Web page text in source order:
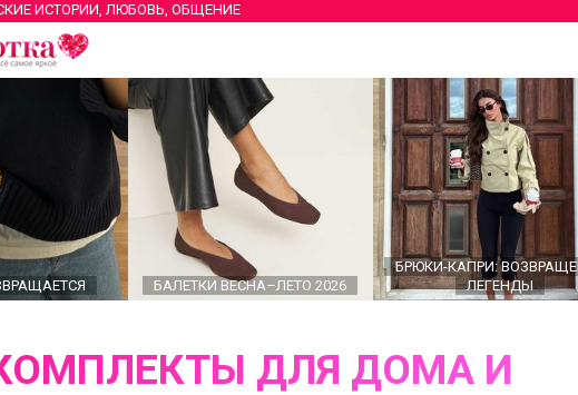
ИСТОРИИ, ЛЮБОВЬ, ОБЩЕНИЕ
БАЛЕТКИ ВЕСНА–ЛЕТО 2026
БРЮКИ-КАПРИ:
ЛЕГЕНДЫ
ДЛЯ ДОМА И